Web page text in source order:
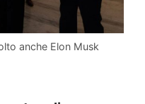
anche Elon Musk